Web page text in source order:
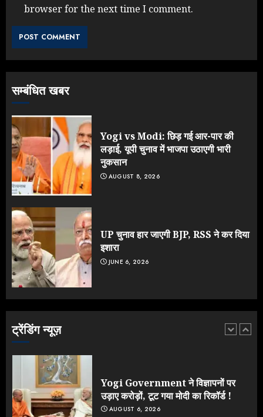
browser for the next time I comment.
सम्बंधित खबर
Yogi vs Modi: छिड़ गई आर-पार की
लड़ाई, यूपी चुनाव में भाजपा उठाएगी भारी
नुकसान
AUGUST 8, 2026
UP चुनाव हार जाएगी BJP, RSS ने कर दिया
इशारा
JUNE 6, 2026
ट्रेंडिंग न्यूज़
Rahul Gandhi के तीखे वार से बार-बार
4
5
JULY 23, 2026
1
लड़ाई, यूपी चुनाव में भाजपा उठाएगी भारी
नुकसान
Yogi Government ने विज्ञापनों पर
उड़ाए करोड़ों, टूट गया मोदी का रिकॉर्ड !
AUGUST 6, 2026